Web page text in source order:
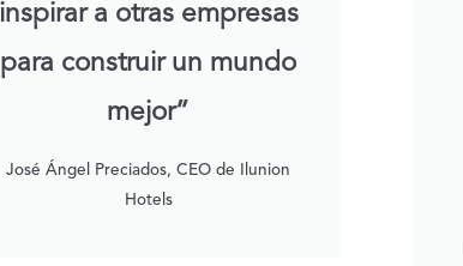
inspirar a otras empresas
para construir un mundo
mejor”
José Ángel Preciados, CEO de Ilunion
Hotels